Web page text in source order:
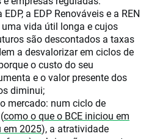
a EDP Renováveis e a REN
vida útil longa e cujos
são descontados a taxas
a desvalorizar em ciclos de
o custo do seu
e o valor presente dos
diminui;
mercado: num ciclo de
como o que o BCE iniciou em
em 2025), a atratividade